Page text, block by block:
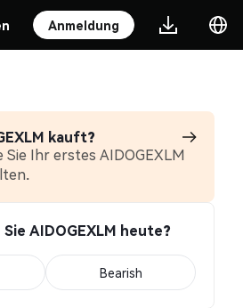
Anmeldung
kauft?
Sie Ihr erstes AIDOGEXLM
AIDOGEXLM heute?
Bearish